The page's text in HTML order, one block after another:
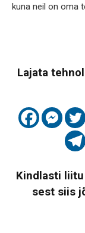
kuna neil on oma
Lajata
Kindlasti
sest siis